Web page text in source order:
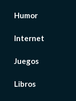
Humor
Internet
Juegos
Libros